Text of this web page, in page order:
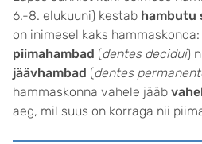
6.-8. elukuuni) kestab hambutu
on inimesel kaks
piimahambad (dentes decidui)
jäävhambad (dentes
hammaskonna vahele jääb
aeg, mil suus on korraga nii